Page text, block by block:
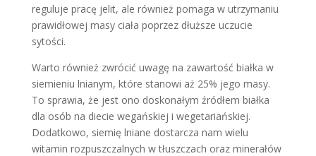
reguluje pracę jelit, ale również pomaga w utrzymaniu
prawidłowej masy ciała poprzez dłuższe uczucie
sytości.
Warto również zwrócić uwagę na zawartość białka w
siemieniu lnianym, które stanowi aż 25% jego masy.
To sprawia, że jest ono doskonałym źródłem białka
dla osób na diecie wegańskiej i wegetariańskiej.
Dodatkowo, siemię lniane dostarcza nam wielu
witamin rozpuszczalnych w tłuszczach oraz minerałów